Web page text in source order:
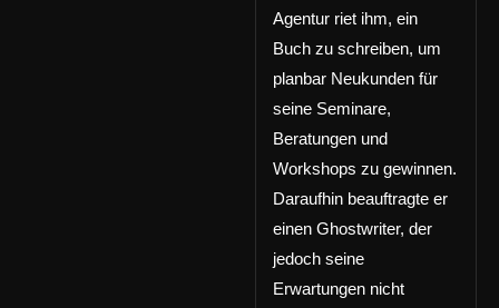
Agentur riet ihm, ein
Buch zu schreiben, um
planbar Neukunden für
seine Seminare,
Beratungen und
Workshops zu gewinnen.
Daraufhin beauftragte er
einen Ghostwriter, der
jedoch seine
Erwartungen nicht